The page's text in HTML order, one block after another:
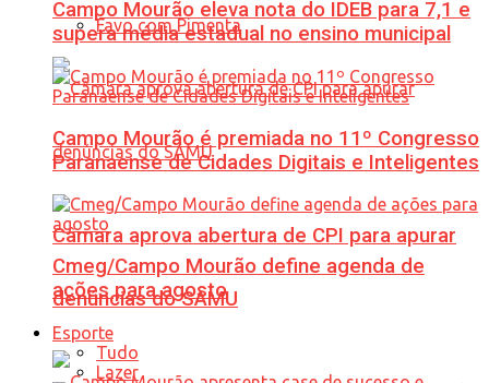
Favo com Pimenta
Câmara aprova abertura de CPI para apurar
denúncias do SAMU
Campo Mourão eleva nota do IDEB para 7,1 e
supera média estadual no ensino municipal
Campo Mourão é premiada no 11º Congresso
Paranaense de Cidades Digitais e Inteligentes
Cmeg/Campo Mourão define agenda de
ações para agosto
Esporte
Tudo
Lazer